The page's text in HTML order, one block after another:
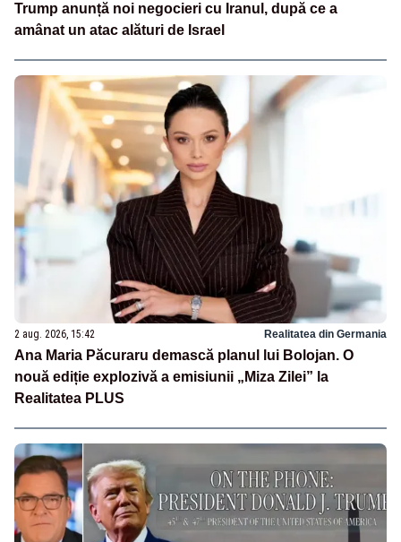
Trump anunță noi negocieri cu Iranul, după ce a
amânat un atac alături de Israel
2 aug. 2026, 15:42 Realitatea din Germania
Ana Maria Păcuraru demască planul lui Bolojan. O
nouă ediție explozivă a emisiunii „Miza Zilei” la
Realitatea PLUS